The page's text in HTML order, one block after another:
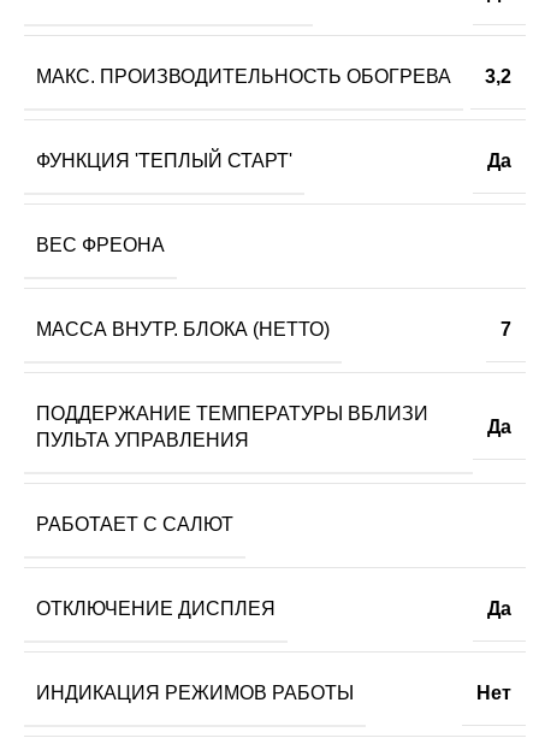
МАКС. ПРОИЗВОДИТЕЛЬНОСТЬ ОБОГРЕВА 3,2
ФУНКЦИЯ 'ТЕПЛЫЙ СТАРТ' Да
ВЕС ФРЕОНА
МАССА ВНУТР. БЛОКА (НЕТТО) 7
ПОДДЕРЖАНИЕ ТЕМПЕРАТУРЫ ВБЛИЗИ
ПУЛЬТА УПРАВЛЕНИЯ
Да
РАБОТАЕТ С САЛЮТ
ОТКЛЮЧЕНИЕ ДИСПЛЕЯ Да
ИНДИКАЦИЯ РЕЖИМОВ РАБОТЫ Нет